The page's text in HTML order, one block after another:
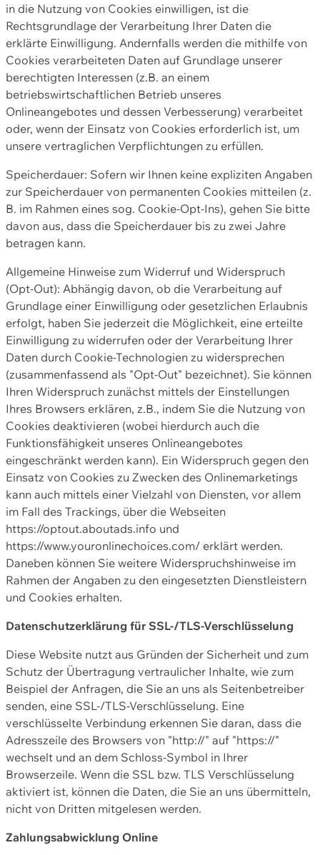
in die Nutzung von Cookies einwilligen, ist die
Rechtsgrundlage der Verarbeitung Ihrer Daten die
erklärte Einwilligung. Andernfalls werden die mithilfe von
Cookies verarbeiteten Daten auf Grundlage unserer
berechtigten Interessen (z.B. an einem
betriebswirtschaftlichen Betrieb unseres
Onlineangebotes und dessen Verbesserung) verarbeitet
oder, wenn der Einsatz von Cookies erforderlich ist, um
unsere vertraglichen Verpflichtungen zu erfüllen.
Speicherdauer: Sofern wir Ihnen keine expliziten Angaben
zur Speicherdauer von permanenten Cookies mitteilen (z.
B. im Rahmen eines sog. Cookie-Opt-Ins), gehen Sie bitte
davon aus, dass die Speicherdauer bis zu zwei Jahre
betragen kann.
Allgemeine Hinweise zum Widerruf und Widerspruch
(Opt-Out): Abhängig davon, ob die Verarbeitung auf
Grundlage einer Einwilligung oder gesetzlichen Erlaubnis
erfolgt, haben Sie jederzeit die Möglichkeit, eine erteilte
Einwilligung zu widerrufen oder der Verarbeitung Ihrer
Daten durch Cookie-Technologien zu widersprechen
(zusammenfassend als "Opt-Out" bezeichnet). Sie können
Ihren Widerspruch zunächst mittels der Einstellungen
Ihres Browsers erklären, z.B., indem Sie die Nutzung von
Cookies deaktivieren (wobei hierdurch auch die
Funktionsfähigkeit unseres Onlineangebotes
eingeschränkt werden kann). Ein Widerspruch gegen den
Einsatz von Cookies zu Zwecken des Onlinemarketings
kann auch mittels einer Vielzahl von Diensten, vor allem
im Fall des Trackings, über die Webseiten
https://optout.aboutads.info und
https://www.youronlinechoices.com/ erklärt werden.
Daneben können Sie weitere Widerspruchshinweise im
Rahmen der Angaben zu den eingesetzten Dienstleistern
und Cookies erhalten.
Datenschutzerklärung für SSL-/TLS-Verschlüsselung
Diese Website nutzt aus Gründen der Sicherheit und zum
Schutz der Übertragung vertraulicher Inhalte, wie zum
Beispiel der Anfragen, die Sie an uns als Seitenbetreiber
senden, eine SSL-/TLS-Verschlüsselung. Eine
verschlüsselte Verbindung erkennen Sie daran, dass die
Adresszeile des Browsers von "http://" auf "https://"
wechselt und an dem Schloss-Symbol in Ihrer
Browserzeile. Wenn die SSL bzw. TLS Verschlüsselung
aktiviert ist, können die Daten, die Sie an uns übermitteln,
nicht von Dritten mitgelesen werden.
Zahlungsabwicklung Online